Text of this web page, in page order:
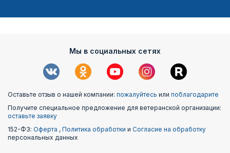
Мы в социальных сетях
Оставьте отзыв о нашей компании: пожалуйтесь или поблагодарите
Получите специальное предложение для ветеранской организации:
оставьте заявку
152-ФЗ: Оферта , Политика обработки и Согласие на обработку
персональных данных